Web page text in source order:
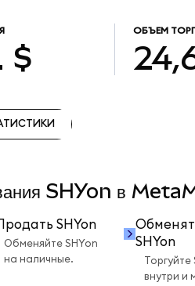
$
ОБЪЕМ
SHYon в
SHYon
Обменяйте SHYon
на наличные.
SHYon
Торгуйте
внутри и